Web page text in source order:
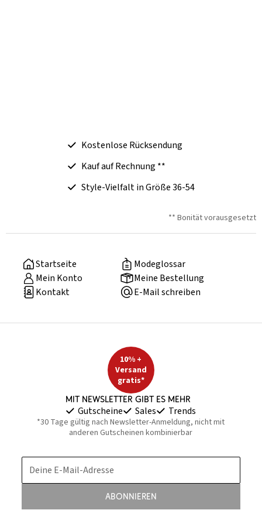
Kostenlose Rücksendung
Kauf auf Rechnung **
Style-Vielfalt in Größe 36-54
** Bonität vorausgesetzt
Startseite
Modeglossar
Mein Konto
Meine Bestellung
Kontakt
E-Mail schreiben
10% +
Versand
gratis*
Mit Newsletter gibt es mehr
Gutscheine Sales Trends
*30 Tage gültig nach Newsletter-Anmeldung, nicht mit
anderen Gutscheinen kombinierbar
Deine E-Mail-Adresse
Abonnieren